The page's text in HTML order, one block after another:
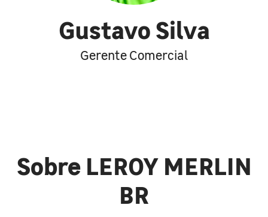
Gustavo Silva
Gerente Comercial
Sobre LEROY MERLIN
BR